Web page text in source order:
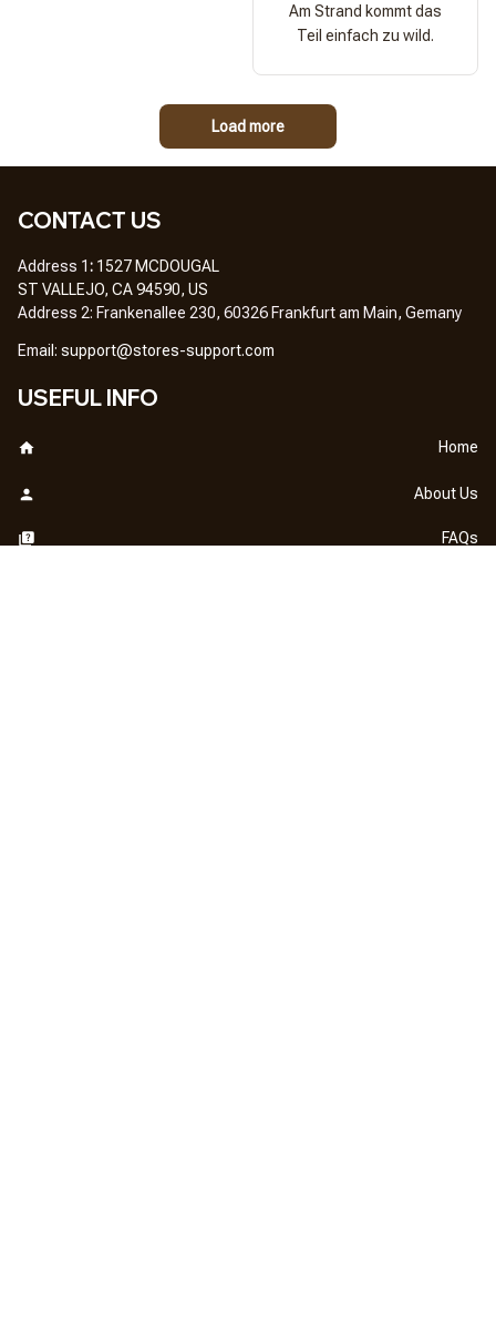
Am Strand kommt das
Teil einfach zu wild.
Load more
CONTACT US
Address 1: 1527 MCDOUGAL
ST VALLEJO, CA 94590, US
Address 2: Frankenallee 230, 60326 Frankfurt am Main, Gemany
Email: support@stores-support.com
USEFUL INFO
Home
About Us
FAQs